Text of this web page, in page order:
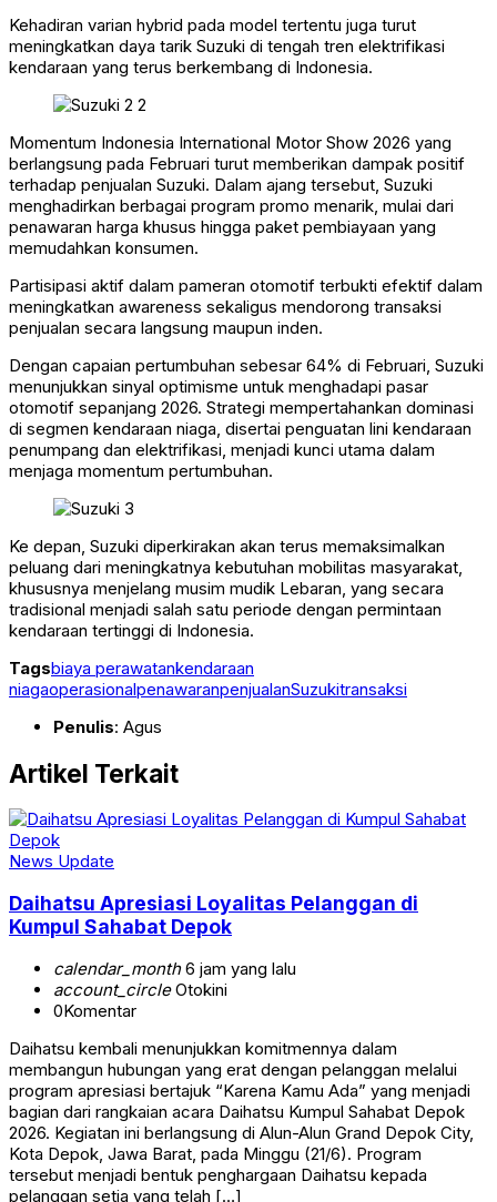
Kehadiran varian hybrid pada model tertentu juga turut
meningkatkan daya tarik Suzuki di tengah tren elektrifikasi
kendaraan yang terus berkembang di Indonesia.
Momentum Indonesia International Motor Show 2026 yang
berlangsung pada Februari turut memberikan dampak positif
terhadap penjualan Suzuki. Dalam ajang tersebut, Suzuki
menghadirkan berbagai program promo menarik, mulai dari
penawaran harga khusus hingga paket pembiayaan yang
memudahkan konsumen.
Partisipasi aktif dalam pameran otomotif terbukti efektif dalam
meningkatkan awareness sekaligus mendorong transaksi
penjualan secara langsung maupun inden.
Dengan capaian pertumbuhan sebesar 64% di Februari, Suzuki
menunjukkan sinyal optimisme untuk menghadapi pasar
otomotif sepanjang 2026. Strategi mempertahankan dominasi
di segmen kendaraan niaga, disertai penguatan lini kendaraan
penumpang dan elektrifikasi, menjadi kunci utama dalam
menjaga momentum pertumbuhan.
Ke depan, Suzuki diperkirakan akan terus memaksimalkan
peluang dari meningkatnya kebutuhan mobilitas masyarakat,
khususnya menjelang musim mudik Lebaran, yang secara
tradisional menjadi salah satu periode dengan permintaan
kendaraan tertinggi di Indonesia.
Tagsbiaya perawatankendaraan
niagaoperasionalpenawaranpenjualanSuzukitransaksi
Penulis: Agus
Artikel Terkait
News Update
Daihatsu Apresiasi Loyalitas Pelanggan di
Kumpul Sahabat Depok
calendar_month6 jam yang lalu
account_circleOtokini
0Komentar
Daihatsu kembali menunjukkan komitmennya dalam
membangun hubungan yang erat dengan pelanggan melalui
program apresiasi bertajuk “Karena Kamu Ada” yang menjadi
bagian dari rangkaian acara Daihatsu Kumpul Sahabat Depok
2026. Kegiatan ini berlangsung di Alun-Alun Grand Depok City,
Kota Depok, Jawa Barat, pada Minggu (21/6). Program
tersebut menjadi bentuk penghargaan Daihatsu kepada
pelanggan setia yang telah […]